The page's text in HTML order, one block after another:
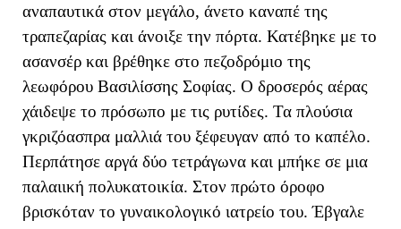
αναπαυτικά στον μεγάλο, άνετο καναπέ της
τραπεζαρίας και άνοιξε την πόρτα. Κατέβηκε με το
ασανσέρ και βρέθηκε στο πεζοδρόμιο της
λεωφόρου Βασιλίσσης Σοφίας. Ο δροσερός αέρας
χάιδεψε το πρόσωπο με τις ρυτίδες. Τα πλούσια
γκριζόασπρα μαλλιά του ξέφευγαν από το καπέλο.
Περπάτησε αργά δύο τετράγωνα και μπήκε σε μια
παλαιική πολυκατοικία. Στον πρώτο όροφο
βρισκόταν το γυναικολογικό ιατρείο του. Έβγαλε